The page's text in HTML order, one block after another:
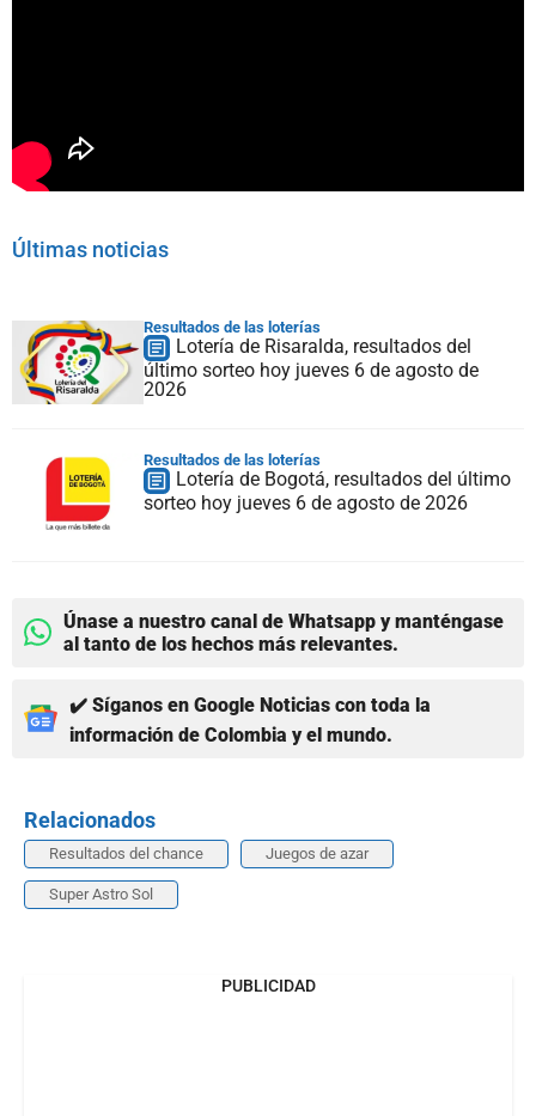
Últimas noticias
Resultados de las loterías
Lotería de Risaralda, resultados del
último sorteo hoy jueves 6 de agosto de
2026
Resultados de las loterías
Lotería de Bogotá, resultados del último
sorteo hoy jueves 6 de agosto de 2026
Únase a nuestro canal de Whatsapp y manténgase
al tanto de los hechos más relevantes.
✔️ Síganos en Google Noticias con toda la
información de Colombia y el mundo.
Relacionados
Resultados del chance Juegos de azar
Super Astro Sol
PUBLICIDAD